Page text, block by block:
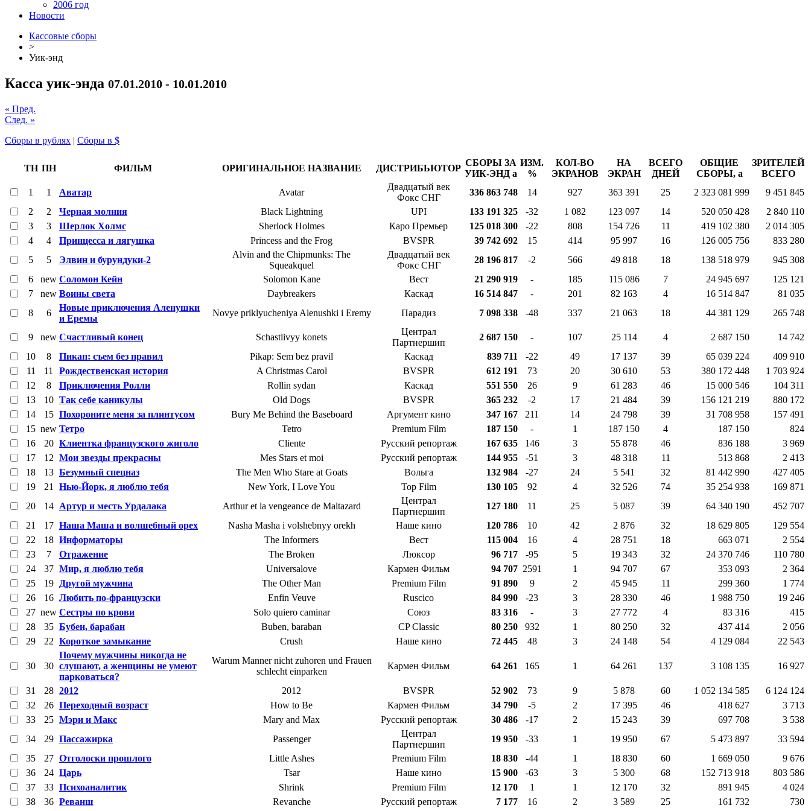
2006 год
Новости
Кассовые сборы
>
Уик-энд
Касса уик-энда 07.01.2010 - 10.01.2010
« Пред.
След. »
Сборы в рублях | Сборы в $
ТН ПН ФИЛЬМ ОРИГИНАЛЬНОЕ НАЗВАНИЕ ДИСТРИБЬЮТОР
СБОРЫ ЗА
УИК-ЭНД a
ИЗМ.
%
КОЛ-ВО
ЭКРАНОВ
НА
ЭКРАН
ВСЕГО
ДНЕЙ
ОБЩИЕ
СБОРЫ, a
ЗРИТЕЛЕЙ
ВСЕГО
1
1 Аватар Avatar
Двадцатый век
Фокс СНГ
336 863 748 14 927 363 391 25 2 323 081 999
9 451 845
2
2 Черная молния Black Lightning UPI 133 191 325 -32 1 082 123 097 14 520 050 428
2 840 110
3
3 Шерлок Холмс Sherlock Holmes Каро Премьер 125 018 300 -22 808 154 726 11 419 102 380
2 014 305
4
4 Принцесса и лягушка Princess and the Frog BVSPR 39 742 692 15 414 95 997 16 126 005 756
833 280
5
5 Элвин и бурундуки-2
Alvin and the Chipmunks: The
Squeakquel
Двадцатый век
Фокс СНГ
28 196 817 -2 566 49 818 18 138 518 979
945 308
6
new Соломон Кейн Solomon Kane Вест 21 290 919 - 185 115 086 7 24 945 697
125 121
7
new Воины света Daybreakers Каскад 16 514 847 - 201 82 163 4 16 514 847
81 035
8
6
Новые приключения Аленушки
и Еремы
Novye priklyucheniya Alenushki i Eremy Парадиз 7 098 338 -48 337 21 063 18 44 381 129 265 748
9 new Счастливый конец Schastlivyy konets
Централ
Партнершип
2 687 150 - 107 25 114 4 2 687 150
14 742
10
8 Пикап: съем без правил Pikap: Sem bez pravil Каскад 839 711 -22 49 17 137 39 65 039 224
409 910
11
11 Рождественская история A Christmas Carol BVSPR 612 191 73 20 30 610 53 380 172 448
1 703 924
12
8 Приключения Ролли Rollin sydan Каскад 551 550 26 9 61 283 46 15 000 546
104 311
13
10 Так себе каникулы Old Dogs BVSPR 365 232 -2 17 21 484 39 156 121 219
880 172
14
15 Похороните меня за плинтусом Bury Me Behind the Baseboard Аргумент кино 347 167 211 14 24 798 39 31 708 958
157 491
15 new Тетро Tetro Premium Film 187 150 - 1 187 150 4 187 150
824
16
20 Клиентка французского жиголо Cliente Русский репортаж 167 635 146 3 55 878 46 836 188
3 969
17
12 Мои звезды прекрасны Mes Stars et moi Русский репортаж 144 955 -51 3 48 318 11 513 868
2 413
18
13 Безумный спецназ The Men Who Stare at Goats Вольга 132 984 -27 24 5 541 32 81 442 990
427 405
19
21 Нью-Йорк, я люблю тебя New York, I Love You Top Film 130 105 92 4 32 526 74 35 254 938
169 871
20
14 Артур и месть Урдалака Arthur et la vengeance de Maltazard
Централ
Партнершип
127 180 11 25 5 087 39 64 340 190
452 707
21
17 Наша Маша и волшебный орех Nasha Masha i volshebnyy orekh Наше кино 120 786 10 42 2 876 32 18 629 805
129 554
22
18 Информаторы The Informers Вест 115 004 16 4 28 751 18 663 071
2 554
23
7 Отражение The Broken Люксор 96 717 -95 5 19 343 32 24 370 746
110 780
24
37 Мир, я люблю тебя Universalove Кармен Фильм 94 707 2591 1 94 707 67 353 093
2 364
25
19 Другой мужчина The Other Man Premium Film 91 890 9 2 45 945 11 299 360
1 774
26
16 Любить по-французски Enfin Veuve Ruscico 84 990 -23 3 28 330 46 1 988 750
19 246
27 new Сестры по крови Solo quiero caminar Союз 83 316 - 3 27 772 4 83 316
415
28
35 Бубен, барабан Buben, baraban CP Classic 80 250 932 1 80 250 32 437 414
2 056
29
22 Короткое замыкание Crush Наше кино 72 445 48 3 24 148 54 4 129 084 22 543
30 30
Почему мужчины никогда не
слушают, а женщины не умеют
парковаться?
Warum Manner nicht zuhoren und Frauen
schlecht einparken
Кармен Фильм 64 261 165 1 64 261 137 3 108 135 16 927
31 28 2012 2012 BVSPR 52 902 73 9 5 878 60 1 052 134 585
6 124 124
32
26 Переходный возраст How to Be Кармен Фильм 34 790 -5 2 17 395 46 418 627
3 713
33
25 Мэри и Макс Mary and Max Русский репортаж 30 486 -17 2 15 243 39 697 708
3 538
34
29 Пассажирка Passenger
Централ
Партнершип
19 950 -33 1 19 950 67 5 473 897
33 594
35
27 Отголоски прошлого Little Ashes Premium Film 18 830 -44 1 18 830 60 1 669 050
9 676
36
24 Царь Tsar Наше кино 15 900 -63 3 5 300 68 152 713 918
803 586
37
33 Психоаналитик Shrink Premium Film 12 170 1 1 12 170 32 891 945
4 024
38
36 Реванш Revanche Русский репортаж 7 177 16 2 3 589 25 161 732
730